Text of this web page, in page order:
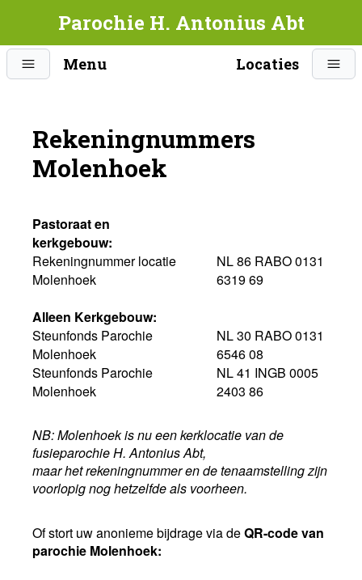
Parochie H. Antonius Abt
Menu Locaties
Rekeningnummers
Molenhoek
Pastoraat en
kerkgebouw:
Rekeningnummer locatie
Molenhoek
NL 86 RABO 0131
6319 69
Alleen Kerkgebouw:
Steunfonds Parochie
Molenhoek
NL 30 RABO 0131
6546 08
Steunfonds Parochie
Molenhoek
NL 41 INGB 0005
2403 86
NB: Molenhoek is nu een kerklocatie van de
fusieparochie H. Antonius Abt,
maar het rekeningnummer en de tenaamstelling zijn
voorlopig nog hetzelfde als voorheen.
Of stort uw anonieme bijdrage via deQR-code van
parochie Molenhoek: